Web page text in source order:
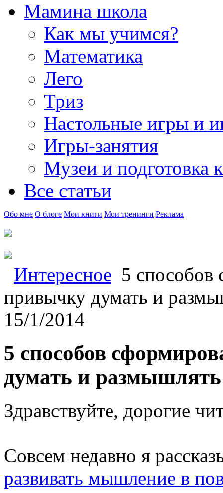
Мамина школа
Как мы учимся?
Математика
Лего
Триз
Настольные игры и
Игры-занятия
Музеи и подготовка
Все статьи
Обо мне О блоге Мои книги Мои тренинги Реклама
Интересное 5 способов
привычку думать и
15/1/2014
5 способов
думать и размышлять
Здравствуйте, дорогие
Совсем недавно я
развивать мышление в